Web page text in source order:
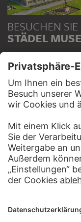
BESUCHEN
STÄDEL
ZUR WEBSEITE
KONTAKT
Haben Sie
diesem Werk?